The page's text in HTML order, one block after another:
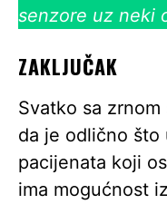
senzore uz neki
ZAKLJUČAK
Svatko sa
da je odlično što
pacijenata koji
ima mogućnost